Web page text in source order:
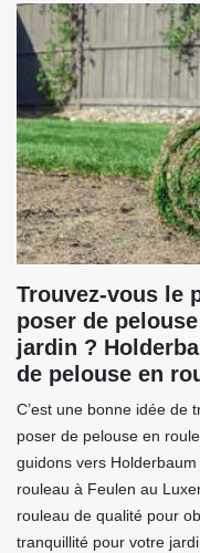
Trouvez-vous le
poser de
jardin ?
de pelouse en
C’est une bonne idée de
poser de pelouse en
guidons vers
rouleau à Feulen au
rouleau de qualité pour
tranquillité pour votre